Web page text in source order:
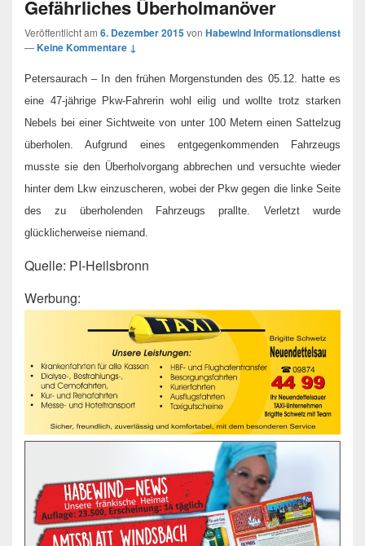
Gefährliches Überholmanöver
Veröffentlicht am 6. Dezember 2015von Habewind Informationsdienst
—Keine Kommentare ↓
Petersaurach – In den frühen Morgenstunden des 05.12. hatte es
eine 47-jährige Pkw-Fahrerin wohl eilig und wollte trotz starken
Nebels bei einer Sichtweite von unter 100 Metern einen Sattelzug
überholen. Aufgrund eines entgegenkommenden Fahrzeugs
musste sie den Überholvorgang abbrechen und versuchte wieder
hinter dem Lkw einzuscheren, wobei der Pkw gegen die linke Seite
des zu überholenden Fahrzeugs prallte. Verletzt wurde
glücklicherweise niemand.
Quelle: PI-Heilsbronn
Werbung: